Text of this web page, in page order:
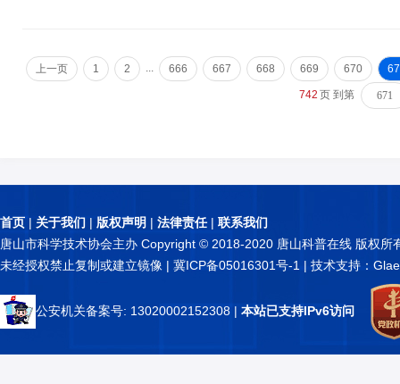
上一页 1 2 ... 666 667 668 669 670
742 页 到第
首页 | 关于我们 | 版权声明 | 法律责任| 联系我们
唐山市科学技术协会主办 Copyright © 2018-2020 唐山科普在线 版权所
未经授权禁止复制或建立镜像 | 冀ICP备05016301号-1 | 技术支持：
公安机关备案号: 13020002152308 | 本站已支持IPv6访问